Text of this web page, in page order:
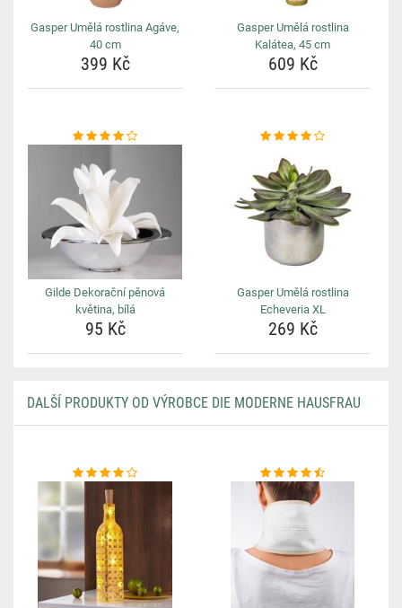
Gasper Umělá rostlina Agáve,
40 cm
399 Kč
Gasper Umělá rostlina
Kalátea, 45 cm
609 Kč
Gilde Dekorační pěnová
květina, bílá
95 Kč
Gasper Umělá rostlina
Echeveria XL
269 Kč
DALŠÍ PRODUKTY OD VÝROBCE DIE MODERNE HAUSFRAU